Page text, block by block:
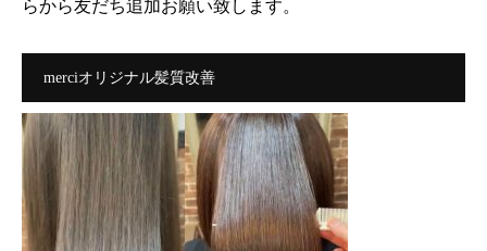
らから友だち追加お願い致します。
merciオリジナル髪質改善